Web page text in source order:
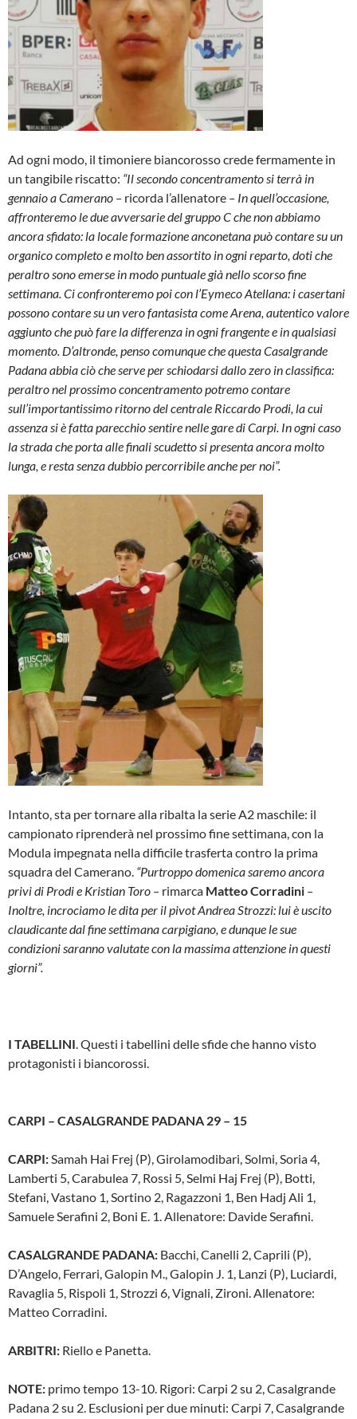
Ad ogni modo, il timoniere biancorosso crede fermamente in
un tangibile riscatto: “Il secondo concentramento si terrà in
gennaio a Camerano – ricorda l’allenatore – In quell’occasione,
affronteremo le due avversarie del gruppo C che non abbiamo
ancora sfidato: la locale formazione anconetana può contare su un
organico completo e molto ben assortito in ogni reparto, doti che
peraltro sono emerse in modo puntuale già nello scorso fine
settimana. Ci confronteremo poi con l’Eymeco Atellana: i casertani
possono contare su un vero fantasista come Arena, autentico valore
aggiunto che può fare la differenza in ogni frangente e in qualsiasi
momento. D’altronde, penso comunque che questa Casalgrande
Padana abbia ciò che serve per schiodarsi dallo zero in classifica:
peraltro nel prossimo concentramento potremo contare
sull’importantissimo ritorno del centrale Riccardo Prodi, la cui
assenza si è fatta parecchio sentire nelle gare di Carpi. In ogni caso
la strada che porta alle finali scudetto si presenta ancora molto
lunga, e resta senza dubbio percorribile anche per noi”.
Intanto, sta per tornare alla ribalta la serie A2 maschile: il
campionato riprenderà nel prossimo fine settimana, con la
Modula impegnata nella difficile trasferta contro la prima
squadra del Camerano. “Purtroppo domenica saremo ancora
privi di Prodi e Kristian Toro – rimarca Matteo Corradini –
Inoltre, incrociamo le dita per il pivot Andrea Strozzi: lui è uscito
claudicante dal fine settimana carpigiano, e dunque le sue
condizioni saranno valutate con la massima attenzione in questi
giorni”.
I TABELLINI. Questi i tabellini delle sfide che hanno visto
protagonisti i biancorossi.
CARPI – CASALGRANDE PADANA 29 – 15
CARPI:Samah Hai Frej (P), Girolamodibari, Solmi, Soria 4,
Lamberti 5, Carabulea 7, Rossi 5, Selmi Haj Frej (P), Botti,
Stefani, Vastano 1, Sortino 2, Ragazzoni 1, Ben Hadj Ali 1,
Samuele Serafini 2, Boni E. 1. Allenatore: Davide Serafini.
CASALGRANDE PADANA: Bacchi, Canelli 2, Caprili (P),
D’Angelo, Ferrari, Galopin M., Galopin J. 1, Lanzi (P), Luciardi,
Ravaglia 5, Rispoli 1, Strozzi 6, Vignali, Zironi. Allenatore:
Matteo Corradini.
ARBITRI: Riello e Panetta.
NOTE: primo tempo 13-10. Rigori: Carpi 2 su 2, Casalgrande
Padana 2 su 2. Esclusioni per due minuti: Carpi 7, Casalgrande